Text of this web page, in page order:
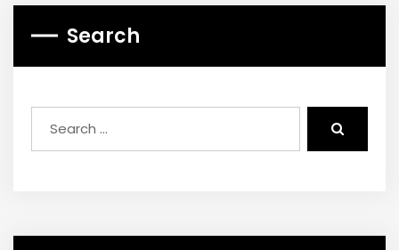
Search